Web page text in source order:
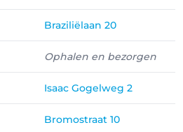
Braziliëlaan 20
Ophalen en bezorgen
Isaac Gogelweg 2
Bromostraat 10